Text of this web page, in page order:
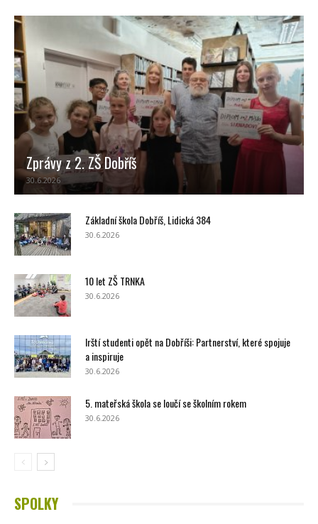
Zprávy z 2. ZŠ Dobříš
30.6.2026
Základní škola Dobříš, Lidická 384
30.6.2026
10 let ZŠ TRNKA
30.6.2026
Irští studenti opět na Dobříši: Partnerství, které spojuje
a inspiruje
30.6.2026
5. mateřská škola se loučí se školním rokem
30.6.2026
SPOLKY